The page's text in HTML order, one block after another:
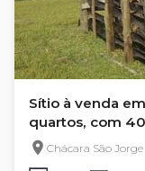
Sítio à venda
quartos, com
Chácara São Jorge